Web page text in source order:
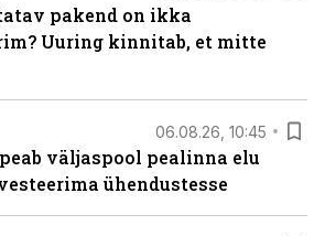
pakend on ikka
Uuring kinnitab, et mitte
06.08.26, 10:45
väljaspool pealinna elu
ühendustesse